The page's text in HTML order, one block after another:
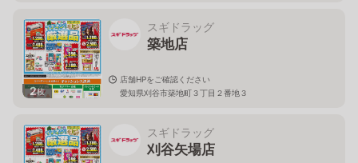
2枚
スギドラッグ
築地店
店舗HPをご確認ください
愛知県刈谷市築地町３丁目２番地３
スギドラッグ
刈谷矢場店